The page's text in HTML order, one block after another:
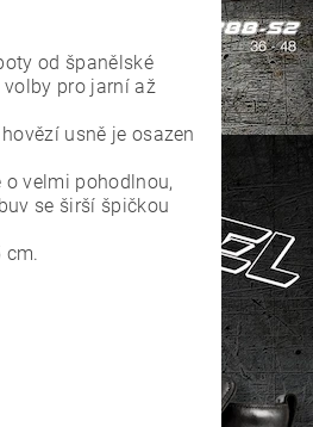
od španělské
volby pro jarní až
usně je osazen
o velmi pohodlnou,
se širší špičkou
cm.